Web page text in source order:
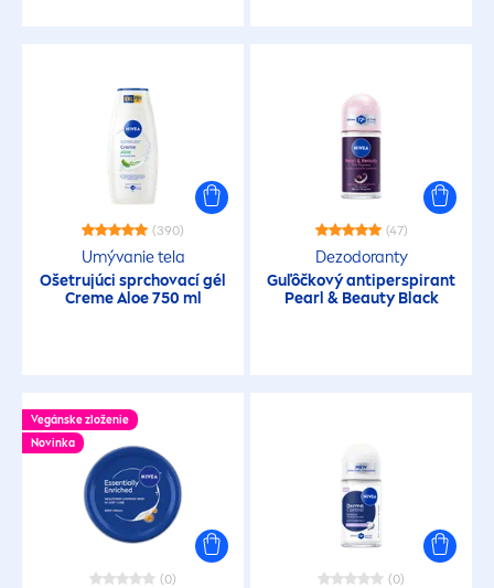
(390)
Umývanie tela
Ošetrujúci sprchovací gél
CremeAloe 750 ml
(47)
Dezodoranty
Guľôčkový antiperspirant
Pearl & Beauty Black
Vegánske zloženie
Novinka
(0) (0)